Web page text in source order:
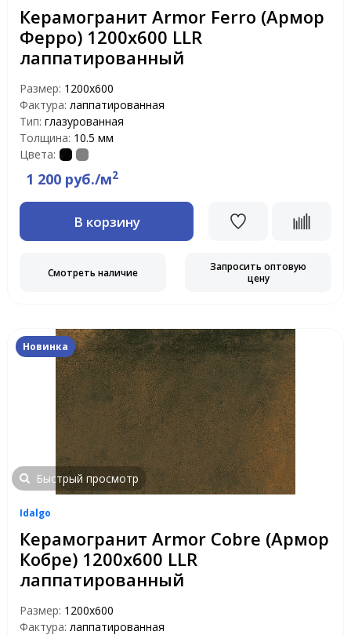
Керамогранит Armor Ferro (Армор
Ферро) 1200х600 LLR
лаппатированный
Размер: 1200х600
Фактура: лаппатированная
Тип: глазурованная
Толщина: 10.5 мм
Цвета:
1 200 руб./м2
В корзину
Смотреть наличие
Запросить оптовую
цену
Новинка
Быстрый просмотр
Idalgo
Керамогранит Armor Cobre (Армор
Кобре) 1200х600 LLR
лаппатированный
Размер: 1200х600
Фактура: лаппатированная